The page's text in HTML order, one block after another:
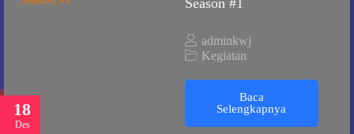
18
Des
adminkwj
Kegiatan
Baca
Selengkapnya